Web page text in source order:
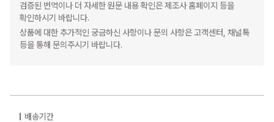
검증된 번역이나 더 자세한 원문 내용 확인은 제조사 홈페이지 등을
확인하시기 바랍니다.
상품에 대한 추가적인 궁금하신 사항이나 문의 사항은 고객센터, 채널톡
등을 통해 문의주시기 바랍니다.
배송기간